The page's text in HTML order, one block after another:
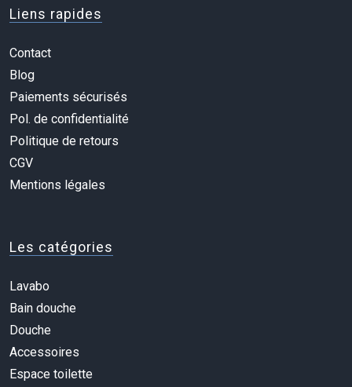
Liens rapides
Contact
Blog
Paiements sécurisés
Pol. de confidentialité
Politique de retours
CGV
Mentions légales
Les catégories
Lavabo
Bain douche
Douche
Accessoires
Espace toilette